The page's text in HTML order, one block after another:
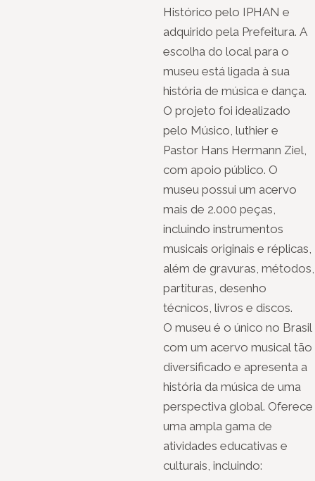
Histórico pelo IPHAN e
adquirido pela Prefeitura. A
escolha do local para o
museu está ligada à sua
história de música e dança.
O projeto foi idealizado
pelo Músico, luthier e
Pastor Hans Hermann Ziel,
com apoio público. O
museu possui um acervo
mais de 2.000 peças,
incluindo instrumentos
musicais originais e réplicas,
além de gravuras, métodos,
partituras, desenho
técnicos, livros e discos.
O museu é o único no Brasil
com um acervo musical tão
diversificado e apresenta a
história da música de uma
perspectiva global. Oferece
uma ampla gama de
atividades educativas e
culturais, incluindo: